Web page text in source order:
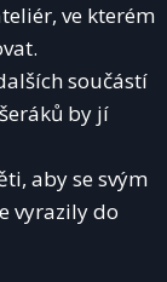
ve kterém
součástí
by jí
aby se svým
vyrazily do